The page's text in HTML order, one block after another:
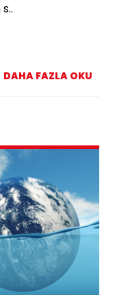
DAHA FAZLA OKU